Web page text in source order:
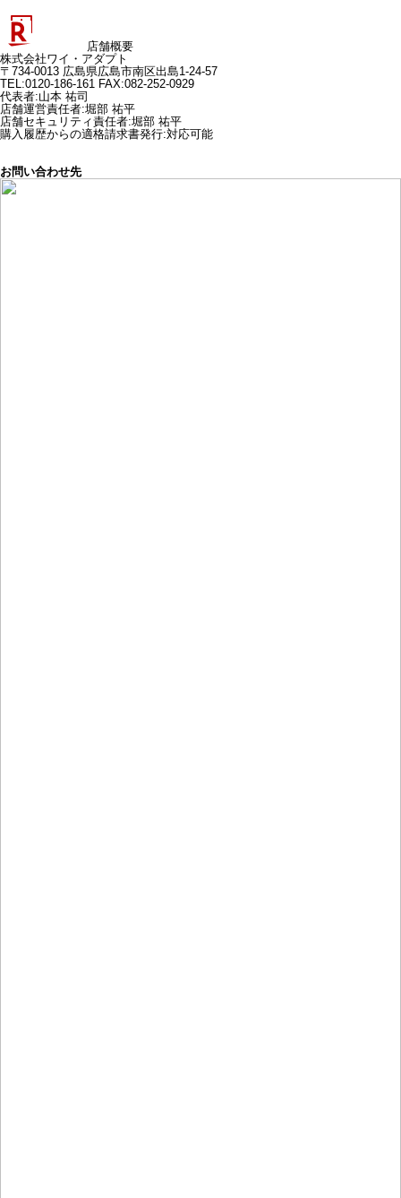
店舗概要
株式会社ワイ・アダプト
〒734-0013 広島県広島市南区出島1-24-57
TEL:0120-186-161 FAX:082-252-0929
代表者:山本 祐司
店舗運営責任者:堀部 祐平
店舗セキュリティ責任者:堀部 祐平
購入履歴からの適格請求書発行:対応可能
お問い合わせ先